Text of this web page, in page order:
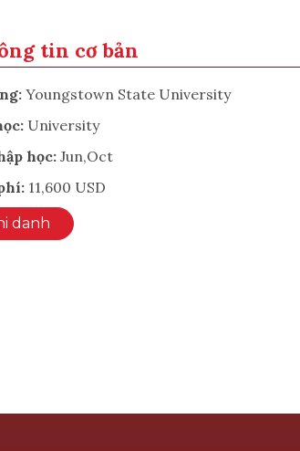
tin cơ bản
Youngstown State University
University
học: Jun,Oct
11,600 USD
Ghi danh